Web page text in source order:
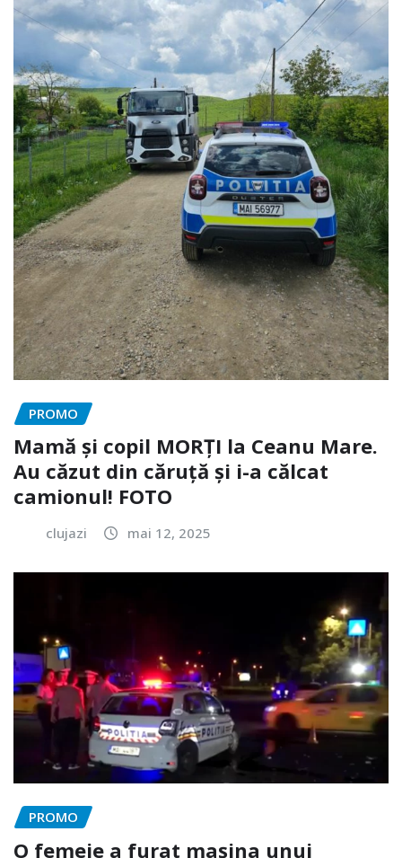
PROMO
Mamă și copil MORȚI la Ceanu Mare.
Au căzut din căruță și i-a călcat
camionul! FOTO
clujazi mai 12, 2025
PROMO
O femeie a furat mașina unui